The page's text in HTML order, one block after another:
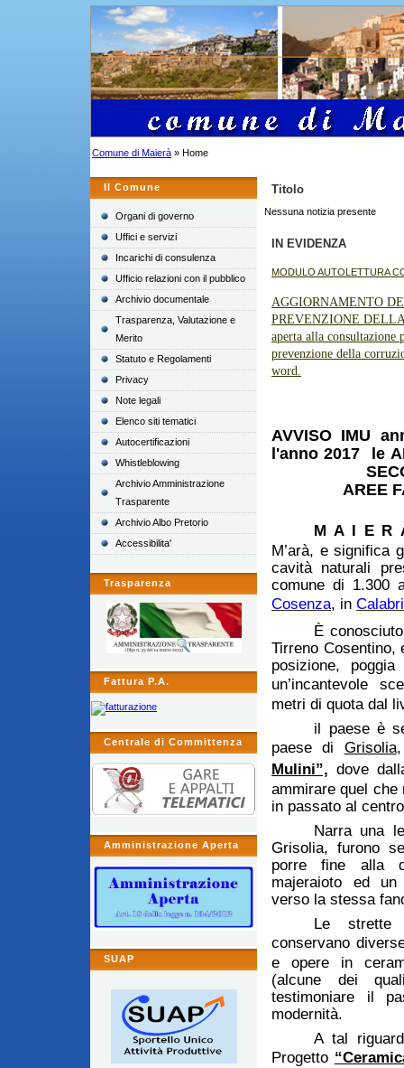
Comune di Maierà » Home
Il Comune
Organi di governo
Uffici e servizi
Incarichi di consulenza
Ufficio relazioni con il pubblico
Archivio documentale
Trasparenza, Valutazione e
Merito
Statuto e Regolamenti
Privacy
Note legali
Elenco siti tematici
Autocertificazioni
Whistleblowing
Archivio Amministrazione
Trasparente
Archivio Albo Pretorio
Accessibilita'
Trasparenza
Fattura P.A.
Centrale di Committenza
Amministrazione Aperta
SUAP
Titolo
Nessuna notizia presente
IN EVIDENZA
MODULO AUTOLETTURA
AGGIORNAMENTO
PREVENZIONE
aperta alla consultazione
prevenzione della
word.
AVVISO IMU
l'anno 2017
SECONDE
AREE
M A I E R
M’arà, e significa
cavità naturali
comune di
Cosenza, in
È
Tirreno
posizione,
un’incantevole
metri di quota dal
il paese è
paese di Grisolia
Mulini”, dove
ammirare quel
in passato al
Narra una
Grisolia, furono
porre fine alla
majeraioto ed un
verso la stessa
Le strette
conservano
e opere in
(alcune dei
testimoniare il
modernità.
A tal
Progetto